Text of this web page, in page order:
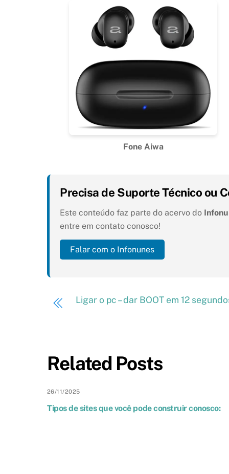
Fone Aiwa
Precisa de Suporte Técnico ou
Este conteúdo faz parte do acervo do
entre em contato conosco!
Falar com o Infonunes
Ligar o pc – dar BOOT em 12
Related Posts
26/11/2025
Tipos de sites que você pode construir conosco: